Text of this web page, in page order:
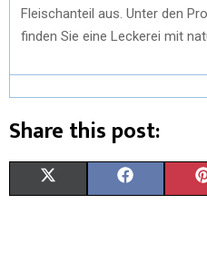
Fleischanteil aus. Unter den
finden Sie eine Leckerei mit
Share this post: